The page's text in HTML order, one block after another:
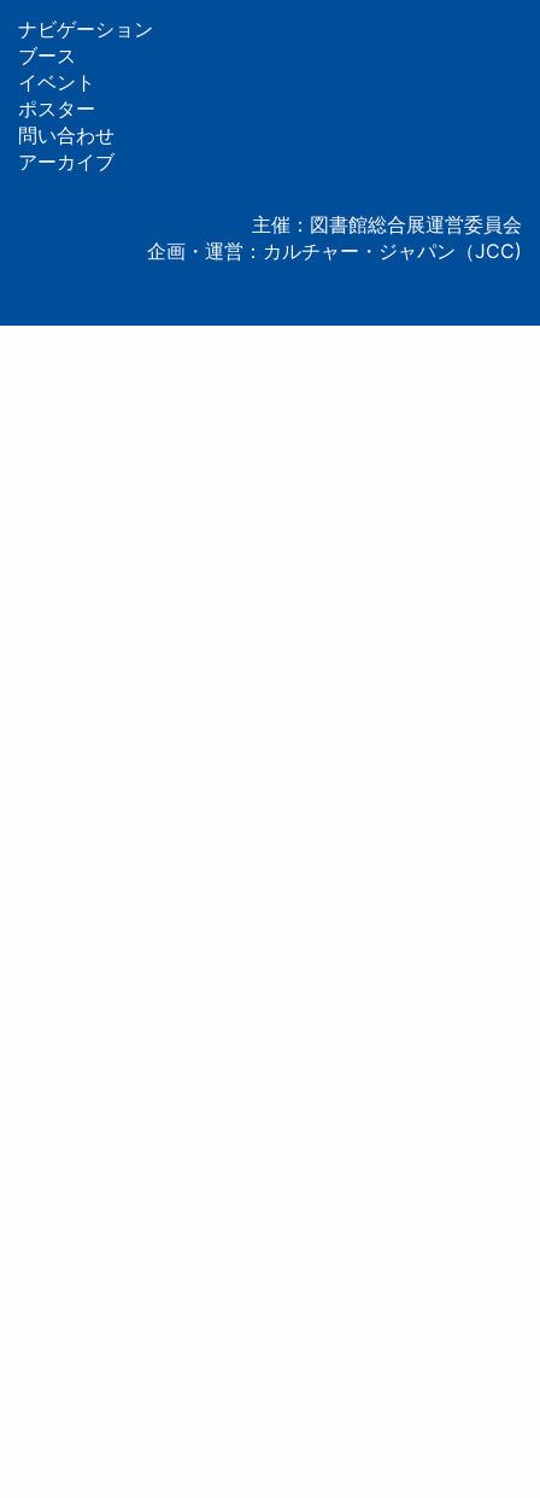
フ
ッ
タ
ナビゲーション
ブース
イベント
ポスター
問い合わせ
アーカイブ
主催：図書館総合展運営委員会
企画・運営：カルチャー・ジャパン（JCC)